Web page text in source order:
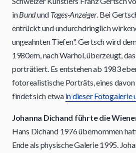
inBundund Tages-Anzeiger. Bei
entrückt und undurchdringlich
ungeahnten Tiefen". Gertsch wird
1980ern, nach Warhol, überzeugt,
porträtiert. Es entstehen ab 1983
fotorealistische Porträts, eines
findet sich etwa in dieser Fotogalerie
Johanna Dichand führte die
Hans Dichand 1976 übernommen
Ende als physische Galerie 1995.